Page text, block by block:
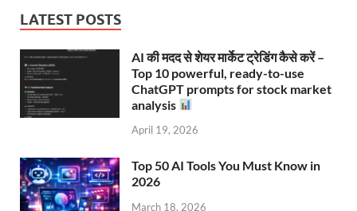
LATEST POSTS
AI की मदद से शेयर मार्केट ट्रेडिंग कैसे करें –
Top 10 powerful, ready-to-use
ChatGPT prompts for stock market
analysis
April 19, 2026
Top 50 AI Tools You Must Know in
2026
March 18, 2026